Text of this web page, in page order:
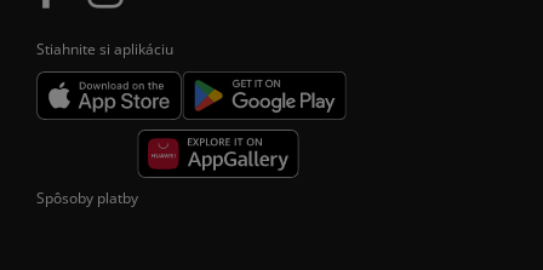
Stiahnite si aplikáciu
Spôsoby platby